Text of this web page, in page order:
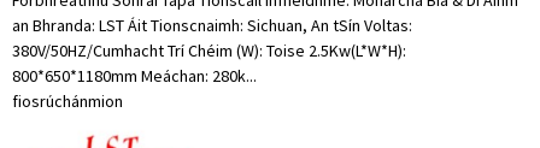
an Bhranda: LST Áit Tionscnaimh: Sichuan, An tSín Voltas:
380V/50HZ/Cumhacht Trí Chéim (W): Toise 2.5Kw(L*W*H):
800*650*1180mm Meáchan: 280k...
fiosrúchánmion